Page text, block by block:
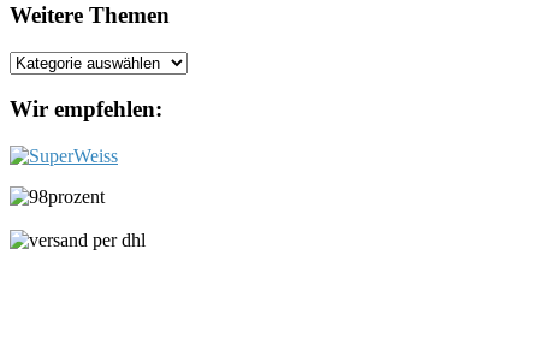
Weitere Themen
Weitere
Wir empfehlen: